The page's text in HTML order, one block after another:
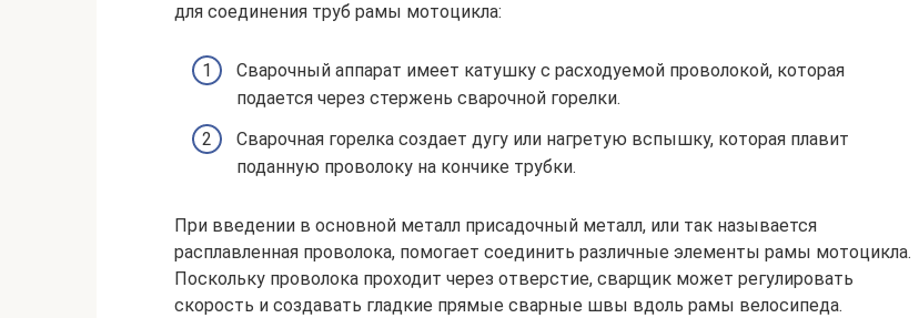
для соединения труб рамы мотоцикла:
Сварочный аппарат имеет катушку с расходуемой проволокой, которая
подается через стержень сварочной горелки.
Сварочная горелка создает дугу или нагретую вспышку, которая плавит
поданную проволоку на кончике трубки.
При введении в основной металл присадочный металл, или так называется
расплавленная проволока, помогает соединить различные элементы рамы мотоцикла.
Поскольку проволока проходит через отверстие, сварщик может регулировать
скорость и создавать гладкие прямые сварные швы вдоль рамы велосипеда.